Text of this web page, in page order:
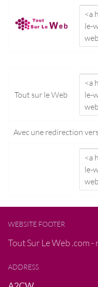
Tout sur le Web
Avec une redirection
WEBSITE FOOTER
Tout Sur Le Web .com
ADDRESS